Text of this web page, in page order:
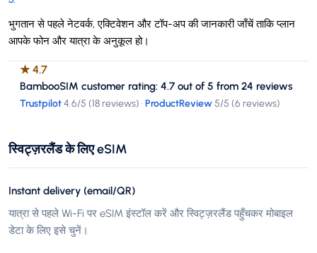
भुगतान से पहले नेटवर्क, एक्टिवेशन और टॉप-अप की जानकारी जाँचें ताकि प्लान
आपके फोन और यात्रा के अनुकूल हो।
★4.7
BambooSIM customer rating: 4.7 out of 5 from 24 reviews
Trustpilot4.6/5 (18 reviews) ·ProductReview5/5 (6 reviews)
स्विट्ज़रलैंड के लिए eSIM
Instant delivery (email/QR)
यात्रा से पहले Wi-Fi पर eSIM इंस्टॉल करें और स्विट्ज़रलैंड पहुँचकर मोबाइल
डेटा के लिए इसे चुनें।